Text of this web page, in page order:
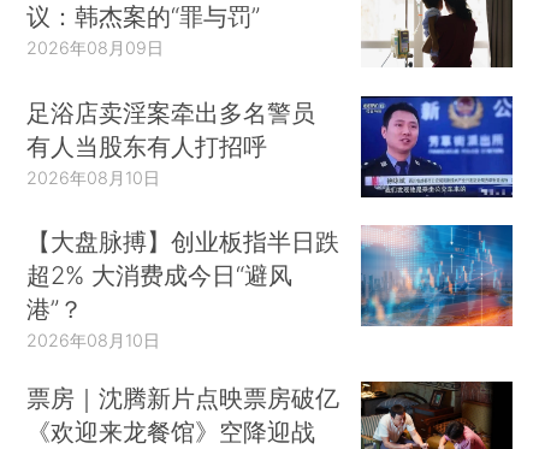
议：韩杰案的“罪与罚”
2026年08月09日
足浴店卖淫案牵出多名警员
有人当股东有人打招呼
2026年08月10日
【大盘脉搏】创业板指半日跌
超2% 大消费成今日“避风
港”？
2026年08月10日
票房｜沈腾新片点映票房破亿
《欢迎来龙餐馆》空降迎战